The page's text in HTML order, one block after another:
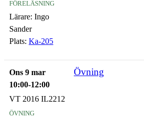
föreläsning
Lärare: Ingo
Sander
Plats: Ka-205
Ons 9 mar
10:00-12:00
Övning
VT 2016 IL2212
övning